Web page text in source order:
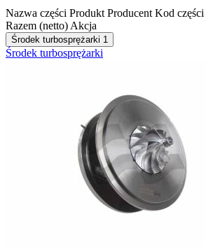
Nazwa części Produkt Producent Kod części
Razem (netto) Akcja
Środek turbosprężarki 1
Środek turbosprężarki